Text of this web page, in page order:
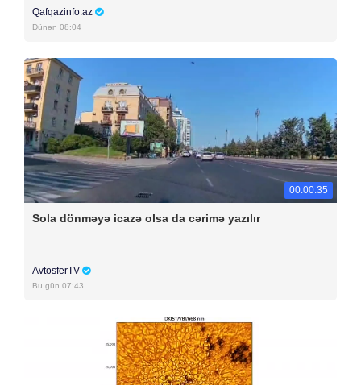
Qafqazinfo.az
Dünən 08:04
00:00:35
Sola dönməyə icazə olsa da cərimə yazılır
AvtosferTV
Bu gün 07:43